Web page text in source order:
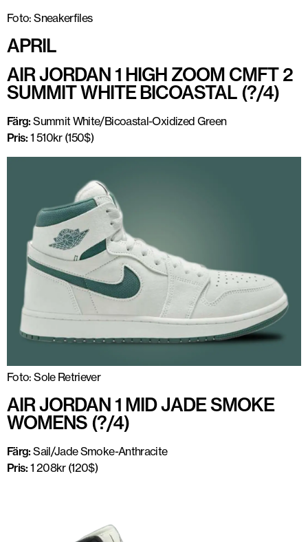
Foto: Sneakerfiles
APRIL
AIR JORDAN 1 HIGH ZOOM CMFT 2
SUMMIT WHITE BICOASTAL (?/4)
Färg:Summit White/Bicoastal-Oxidized Green
Pris: 1 510kr (150$)
Foto: Sole Retriever
AIR JORDAN 1 MID JADE SMOKE
WOMENS (?/4)
Färg:Sail/Jade Smoke-Anthracite
Pris: 1 208kr (120$)